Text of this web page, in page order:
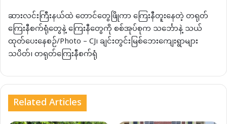
ဆားလင်းကြီးနယ်ထဲ တောင်တွေဖြိုကာ ကြေးနီတူးနေတဲ့ တရုတ်
ကြေးနီစက်ရုံတွေနဲ့ ကြေးနီတွေကို စစ်အုပ်စုက သင်္ဘောနဲ့ သယ်
ထုတ်ပေးနေစဉ်/Photo – CJ၊ ချင်းတွင်းမြစ်ဘေးကျေးရွာများ
သပိတ်၊ တရုတ်ကြေးနီစက်ရုံ
Related Articles